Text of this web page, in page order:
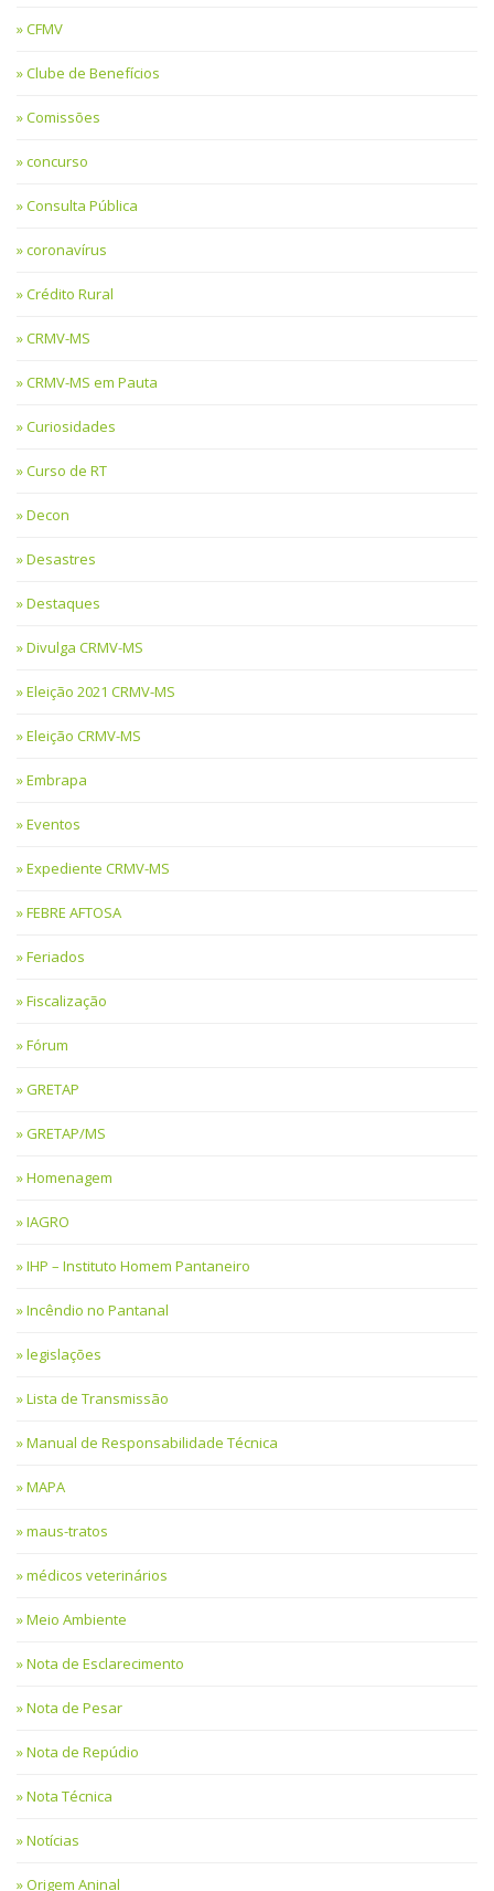
CFMV
Clube de Benefícios
Comissões
concurso
Consulta Pública
coronavírus
Crédito Rural
CRMV-MS
CRMV-MS em Pauta
Curiosidades
Curso de RT
Decon
Desastres
Destaques
Divulga CRMV-MS
Eleição 2021 CRMV-MS
Eleição CRMV-MS
Embrapa
Eventos
Expediente CRMV-MS
FEBRE AFTOSA
Feriados
Fiscalização
Fórum
GRETAP
GRETAP/MS
Homenagem
IAGRO
IHP – Instituto Homem Pantaneiro
Incêndio no Pantanal
legislações
Lista de Transmissão
Manual de Responsabilidade Técnica
MAPA
maus-tratos
médicos veterinários
Meio Ambiente
Nota de Esclarecimento
Nota de Pesar
Nota de Repúdio
Nota Técnica
Notícias
Origem Aninal